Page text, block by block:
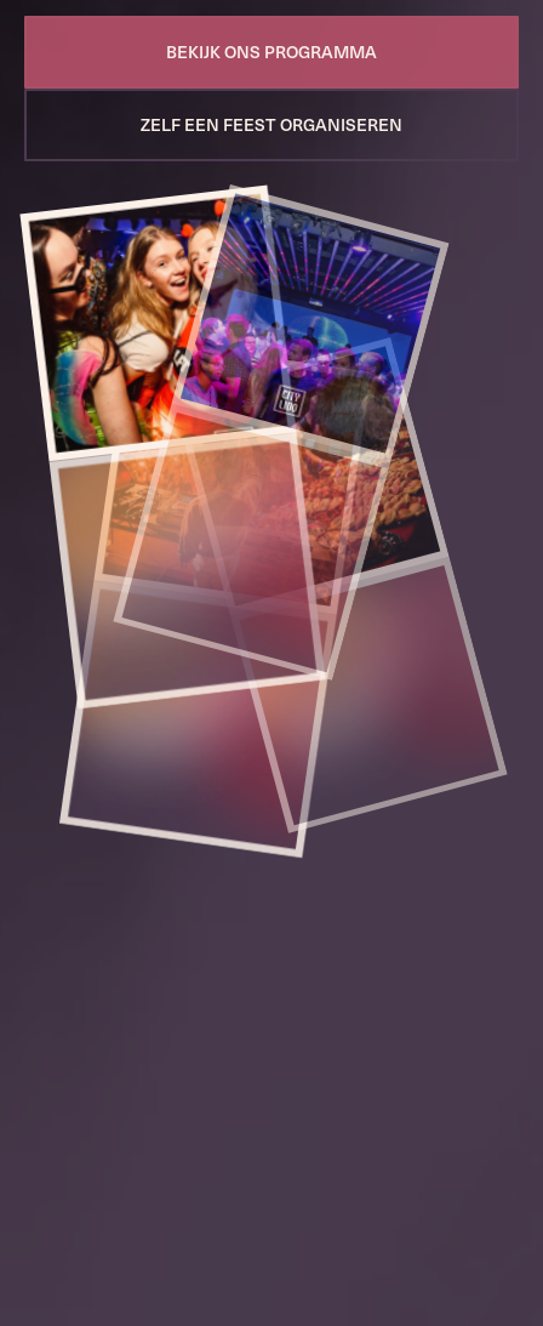
BEKIJK ONS PROGRAMMA
ZELF EEN FEEST ORGANISEREN